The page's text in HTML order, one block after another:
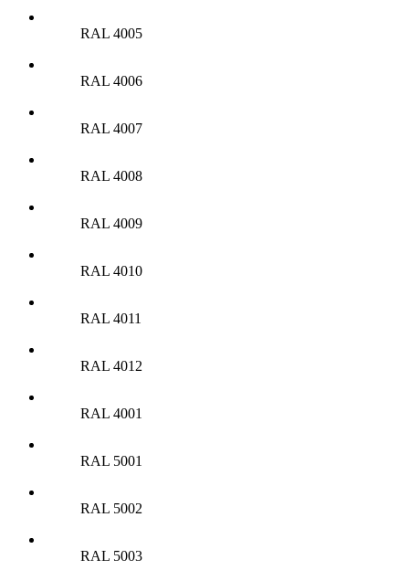
RAL 4005
RAL 4006
RAL 4007
RAL 4008
RAL 4009
RAL 4010
RAL 4011
RAL 4012
RAL 4001
RAL 5001
RAL 5002
RAL 5003